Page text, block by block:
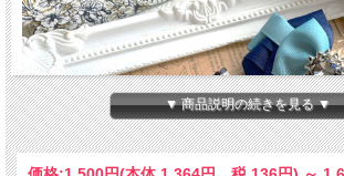
▼ 商品説明の続きを見る ▼